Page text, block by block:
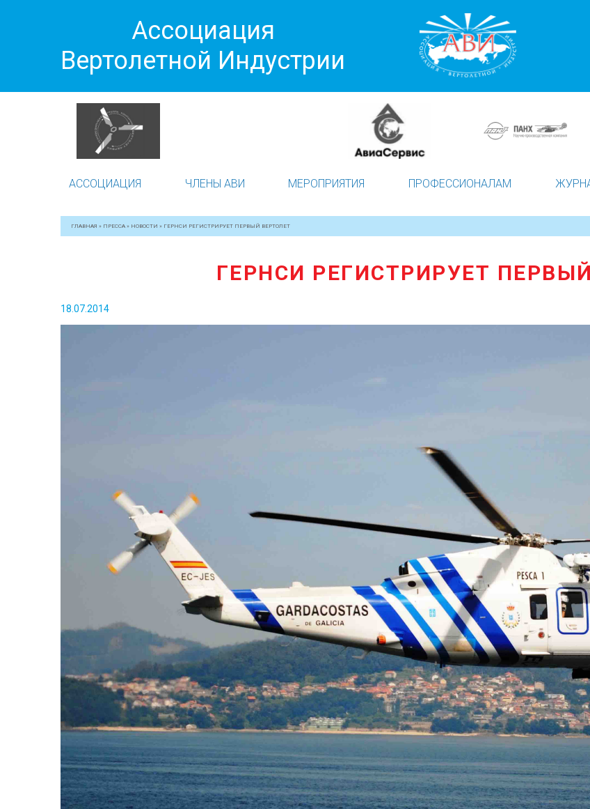
Ассоциация
Вертолетной Индустрии
АССОЦИАЦИЯ ЧЛЕНЫ АВИ МЕРОПРИЯТИЯ ПРОФЕССИОНАЛАМ
ГЛАВНАЯ » ПРЕССА » НОВОСТИ » ГЕРНСИ РЕГИСТРИРУЕТ ПЕРВЫЙ ВЕРТОЛЕТ
ГЕРНСИ РЕГИСТРИРУЕТ
18.07.2014